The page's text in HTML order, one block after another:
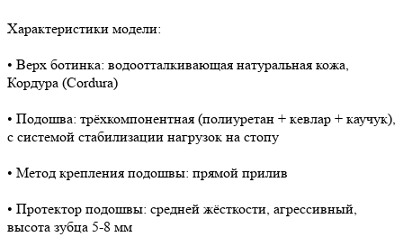
Характеристики модели:
• Верх ботинка: водоотталкивающая натуральная кожа,
Кордура (Cordura)
• Подошва: трёхкомпонентная (полиуретан + кевлар + каучук),
с системой стабилизации нагрузок на стопу
• Метод крепления подошвы: прямой прилив
• Протектор подошвы: средней жёсткости, агрессивный,
высота зубца 5-8 мм